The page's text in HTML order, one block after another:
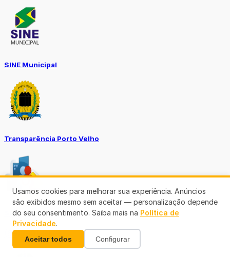
SINE Municipal
Transparência Porto Velho
SEMUSA
(69)3901-3176
Usamos cookies para melhorar sua experiência. Anúncios
são exibidos mesmo sem aceitar — personalização depende
do seu consentimento. Saiba mais na Política de
Privacidade.
Aceitar todos Configurar